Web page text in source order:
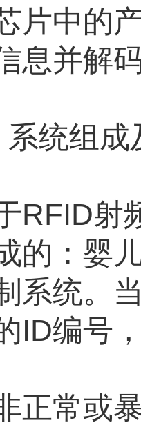
片中的
息并解
组成
射频
的：婴
系统。
ID编号
常或暴